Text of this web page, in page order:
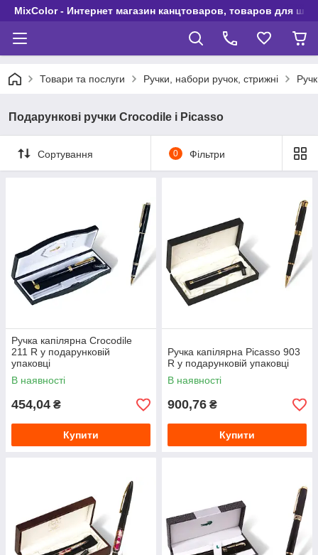
MixColor - Интернет магазин канцтоваров, товаров для
Товари та послуги Ручки, набори ручок, стрижні
Подарункові ручки Crocodile і Picasso
Сортування 0 Фільтри
Ручка капілярна Crocodile
211 R у подарунковій
упаковці
В наявності
454,04 ₴
Купити
Ручка капілярна Picasso 903
R у подарунковій упаковці
В наявності
900,76 ₴
Купити